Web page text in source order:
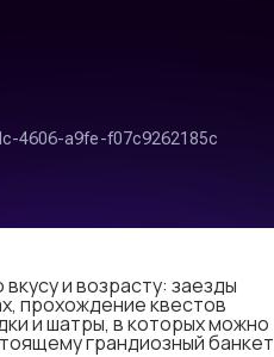
и возрасту: заезды
прохождение квестов
и шатры, в которых можно
грандиозный банкет